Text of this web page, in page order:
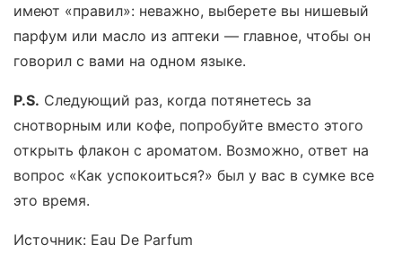
имеют «правил»: неважно, выберете вы нишевый
парфум или масло из аптеки — главное, чтобы он
говорил с вами на одном языке.
P.S. Следующий раз, когда потянетесь за
снотворным или кофе, попробуйте вместо этого
открыть флакон с ароматом. Возможно, ответ на
вопрос «Как успокоиться?» был у вас в сумке все
это время.
Источник: Eau De Parfum